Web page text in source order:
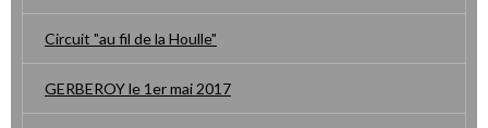
Circuit "au fil de la Houlle"
GERBEROY le 1er mai 2017